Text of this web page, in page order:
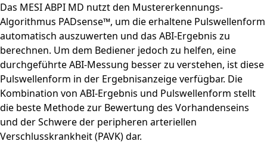
Das MESI ABPI MD nutzt den Mustererkennungs-
Algorithmus PADsense™, um die erhaltene Pulswellenform
automatisch auszuwerten und das ABI-Ergebnis zu
berechnen. Um dem Bediener jedoch zu helfen, eine
durchgeführte ABI-Messung besser zu verstehen, ist diese
Pulswellenform in der Ergebnisanzeige verfügbar. Die
Kombination von ABI-Ergebnis und Pulswellenform stellt
die beste Methode zur Bewertung des Vorhandenseins
und der Schwere der peripheren arteriellen
Verschlusskrankheit (PAVK) dar.